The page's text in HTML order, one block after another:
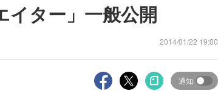
イター」一般公開
2014/01/22 19:00
通知